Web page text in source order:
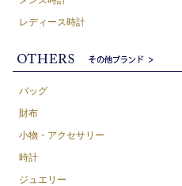
レディース時計
バッグ
財布
小物・アクセサリー
時計
ジュエリー